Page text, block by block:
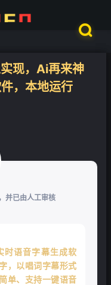

现，Ai再来神
，本地运行
并已由人工审核
时语音字幕生成软
，以唱词字幕形式
单、支持一键语音